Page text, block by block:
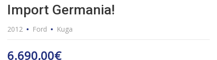
Import Germania!
2012 Ford Kuga
6.690,00€